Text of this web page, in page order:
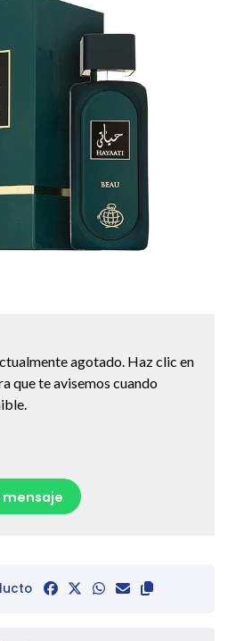
agotado. Haz clic en
que te avisemos cuando
mensaje